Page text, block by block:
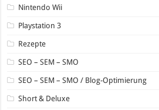
Nintendo Wii
Playstation 3
Rezepte
SEO – SEM – SMO
SEO – SEM – SMO / Blog-Optimierung
Short & Deluxe